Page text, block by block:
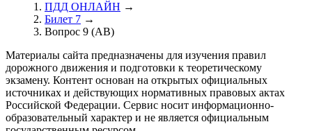
ПДД ОНЛАЙН →
Билет 7 →
Вопрос 9 (AB)
Материалы сайта предназначены для изучения правил
дорожного движения и подготовки к теоретическому
экзамену. Контент основан на открытых официальных
источниках и действующих нормативных правовых актах
Российской Федерации. Сервис носит информационно-
образовательный характер и не является официальным